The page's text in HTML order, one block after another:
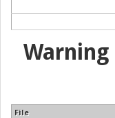
Warning
File